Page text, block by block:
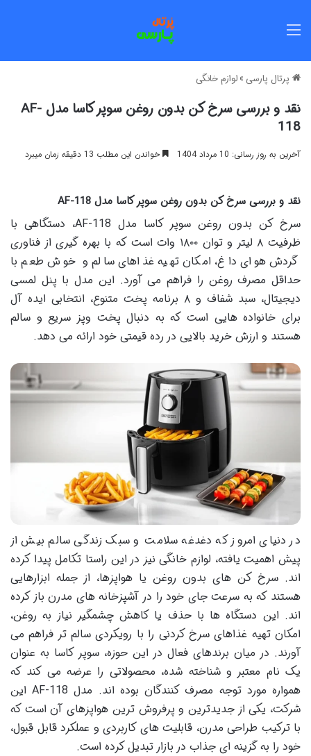
پرتال پارسی »لوازم خانگی
نقد و بررسی سرخ کن بدون روغن سوپر کاسا مدل AF-
118
آخرین به روز رسانی: 10 مرداد 1404 خواندن این مطلب 13 دقیقه زمان میبرد
نقد و بررسی سرخ کن بدون روغن سوپر کاسا مدل AF-118
سرخ کن بدون روغن سوپر کاسا مدل AF-118، دستگاهی با
ظرفیت ۸ لیتر و توان ۱۸۰۰ وات است که با بهره گیری از فناوری
گردش هوای داغ، امکان تهیه غذاهای سالم و خوش طعم با
حداقل مصرف روغن را فراهم می آورد. این مدل با پنل لمسی
دیجیتال، سبد شفاف و ۸ برنامه پخت متنوع، انتخابی ایده آل
برای خانواده هایی است که به دنبال پخت وپز سریع و سالم
هستند و ارزش خرید بالایی در رده قیمتی خود ارائه می دهد.
در دنیای امروز که دغدغه سلامت و سبک زندگی سالم بیش از
پیش اهمیت یافته، لوازم خانگی نیز در این راستا تکامل پیدا کرده
اند. سرخ کن های بدون روغن یا هواپزها، از جمله ابزارهایی
هستند که به سرعت جای خود را در آشپزخانه های مدرن باز کرده
اند. این دستگاه ها با حذف یا کاهش چشمگیر نیاز به روغن،
امکان تهیه غذاهای سرخ کردنی را با رویکردی سالم تر فراهم می
آورند. در میان برندهای فعال در این حوزه، سوپر کاسا به عنوان
یک نام معتبر و شناخته شده، محصولاتی را عرضه می کند که
همواره مورد توجه مصرف کنندگان بوده اند. مدل AF-118 این
شرکت، یکی از جدیدترین و پرفروش ترین هواپزهای آن است که
با ترکیب طراحی مدرن، قابلیت های کاربردی و عملکرد قابل قبول،
خود را به گزینه ای جذاب در بازار تبدیل کرده است.